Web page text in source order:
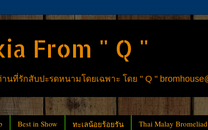
From " Q "
รักสับปะรดหนามโดยเฉพาะ โดย " Q "
Best in Show ทะเลน้อยร้อยรัน Thai Malay